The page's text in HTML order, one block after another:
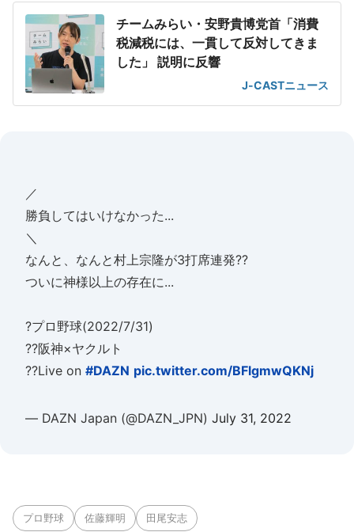
チームみらい・安野貴博党首「消費
税減税には、一貫して反対してきま
した」 説明に反響
J-CASTニュース
／
勝負してはいけなかった...
＼
なんと、なんと村上宗隆が3打席連発??
ついに神様以上の存在に...
?プロ野球(2022/7/31)
??阪神×ヤクルト
??Live on #DAZN pic.twitter.com/BFlgmwQKNj
— DAZN Japan (@DAZN_JPN) July 31, 2022
プロ野球 佐藤輝明 田尾安志